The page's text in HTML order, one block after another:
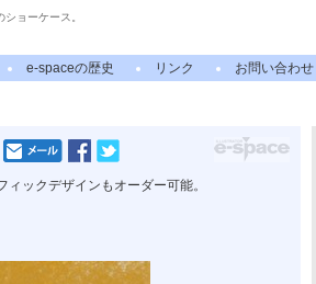
ョーケース。
e-spaceの歴史 リンク お問い合わせ
ックデザインもオーダー可能。